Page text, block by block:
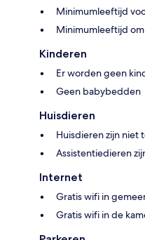
Minimumleeftijd
Minimumleeftijd om
Kinderen
Er worden geen
Geen babybedden
Huisdieren
Huisdieren zijn niet
Assistentiedieren
Internet
Gratis wifi in
Gratis wifi in de